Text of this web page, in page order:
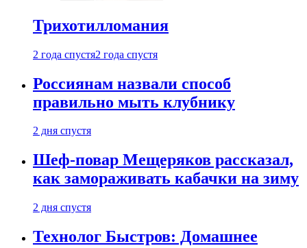
Трихотилломания
2 года спустя2 года спустя
Россиянам назвали способ
правильно мыть клубнику
2 дня спустя
Шеф-повар Мещеряков рассказал,
как замораживать кабачки на зиму
2 дня спустя
Технолог Быстров: Домашнее